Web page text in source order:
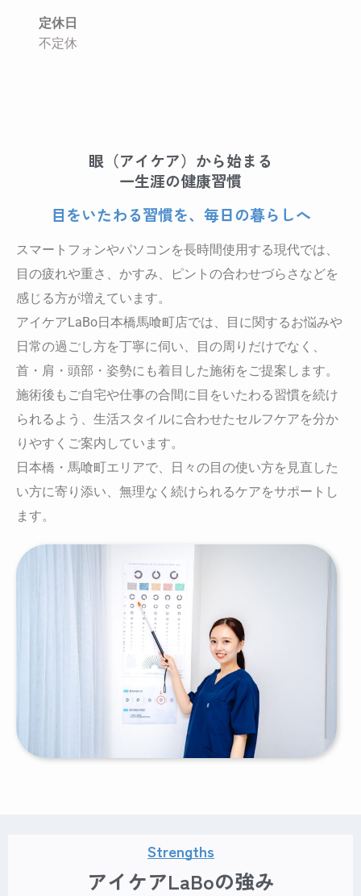
定休日
不定休
眼（アイケア）から始まる
一生涯の健康習慣
目をいたわる習慣を、毎日の暮らしへ
スマートフォンやパソコンを長時間使用する現代では、
目の疲れや重さ、かすみ、ピントの合わせづらさなどを
感じる方が増えています。
アイケアLaBo日本橋馬喰町店では、目に関するお悩みや
日常の過ごし方を丁寧に伺い、目の周りだけでなく、
首・肩・頭部・姿勢にも着目した施術をご提案します。
施術後もご自宅や仕事の合間に目をいたわる習慣を続け
られるよう、生活スタイルに合わせたセルフケアを分か
りやすくご案内しています。
日本橋・馬喰町エリアで、日々の目の使い方を見直した
い方に寄り添い、無理なく続けられるケアをサポートし
ます。
Strengths
アイケアLaBoの強み